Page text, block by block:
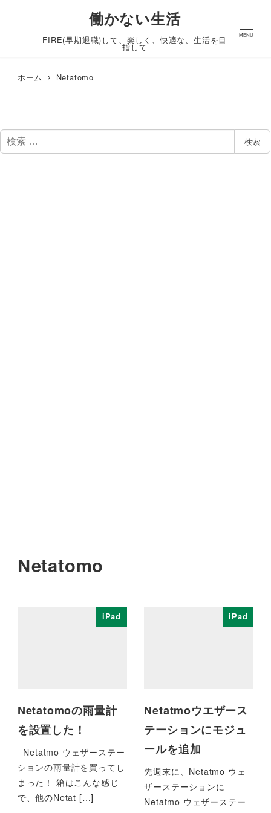
働かない生活
FIRE(早期退職)して、楽しく、快適な、生活を目
指して
MENU
ホーム Netatomo
検
索
検索
Netatomo
iPad
Netatomoの雨量計
を設置した！
Netatmo ウェザーステー
ションの雨量計を買ってし
まった！ 箱はこんな感じ
で、他のNetat […]
iPad
Netatmoウエザース
テーションにモジュ
ールを追加
先週末に、Netatmo ウェ
ザーステーションに
Netatmo ウェザーステー